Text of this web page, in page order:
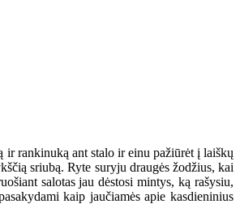
rankinuką ant stalo ir einu pažiūrėt į laiškų
sriubą. Ryte suryju draugės žodžius, kai
salotas jau dėstosi mintys, ką rašysiu,
kaip jaučiamės apie kasdieninius